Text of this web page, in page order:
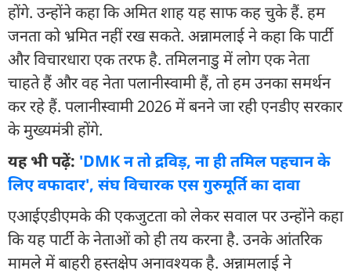
होंगे. उन्होंने कहा कि अमित शाह यह साफ कह चुके हैं. हम
जनता को भ्रमित नहीं रख सकते. अन्नामलाई ने कहा कि पार्टी
और विचारधारा एक तरफ है. तमिलनाडु में लोग एक नेता
चाहते हैं और वह नेता पलानीस्वामी हैं, तो हम उनका समर्थन
कर रहे हैं. पलानीस्वामी 2026 में बनने जा रही एनडीए सरकार
के मुख्यमंत्री होंगे.
यह भी पढ़ें: 'DMK न तो द्रविड़, ना ही तमिल पहचान के
लिए वफादार', संघ विचारक एस गुरुमूर्ति का दावा
एआईएडीएमके की एकजुटता को लेकर सवाल पर उन्होंने कहा
कि यह पार्टी के नेताओं को ही तय करना है. उनके आंतरिक
मामले में बाहरी हस्तक्षेप अनावश्यक है. अन्नामलाई ने